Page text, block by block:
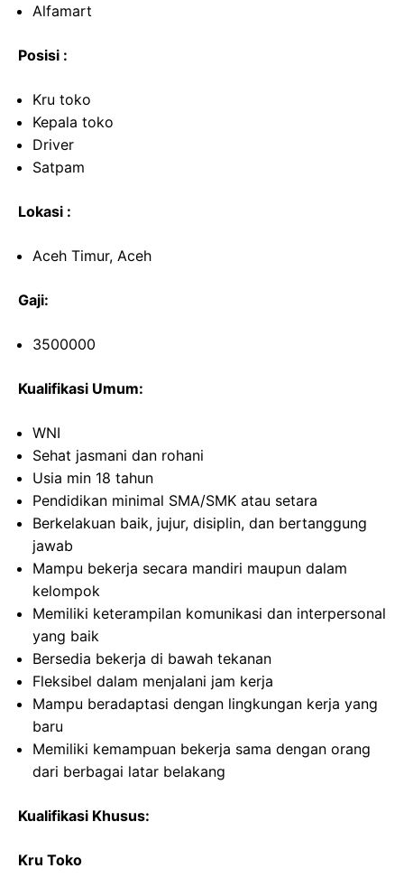
Alfamart
Posisi :
Kru toko
Kepala toko
Driver
Satpam
Lokasi :
Aceh Timur, Aceh
Gaji:
3500000
Kualifikasi Umum:
WNI
Sehat jasmani dan rohani
Usia min 18 tahun
Pendidikan minimal SMA/SMK atau setara
Berkelakuan baik, jujur, disiplin, dan bertanggung
jawab
Mampu bekerja secara mandiri maupun dalam
kelompok
Memiliki keterampilan komunikasi dan interpersonal
yang baik
Bersedia bekerja di bawah tekanan
Fleksibel dalam menjalani jam kerja
Mampu beradaptasi dengan lingkungan kerja yang
baru
Memiliki kemampuan bekerja sama dengan orang
dari berbagai latar belakang
Kualifikasi Khusus:
Kru Toko